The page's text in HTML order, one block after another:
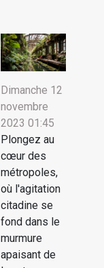
Dimanche 12
novembre
2023 01:45
Plongez au
cœur des
métropoles,
où l'agitation
citadine se
fond dans le
murmure
apaisant de